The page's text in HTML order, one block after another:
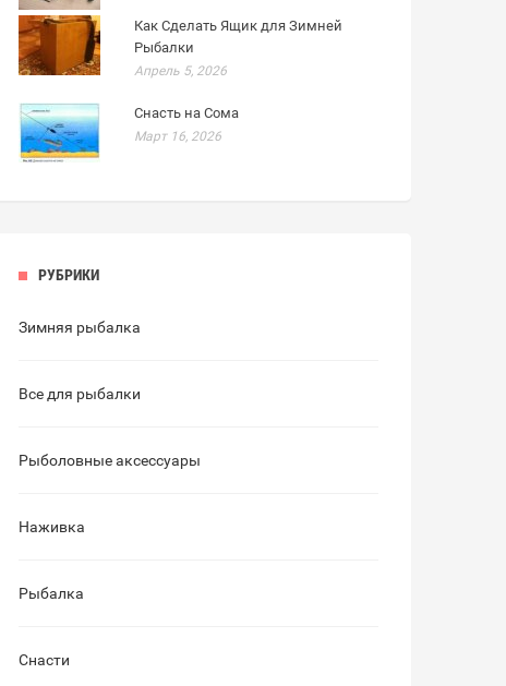
Как Сделать Ящик для Зимней
Рыбалки
Апрель 5, 2026
Снасть на Сома
Март 16, 2026
РУБРИКИ
Зимняя рыбалка
Все для рыбалки
Рыболовные аксессуары
Наживка
Рыбалка
Снасти